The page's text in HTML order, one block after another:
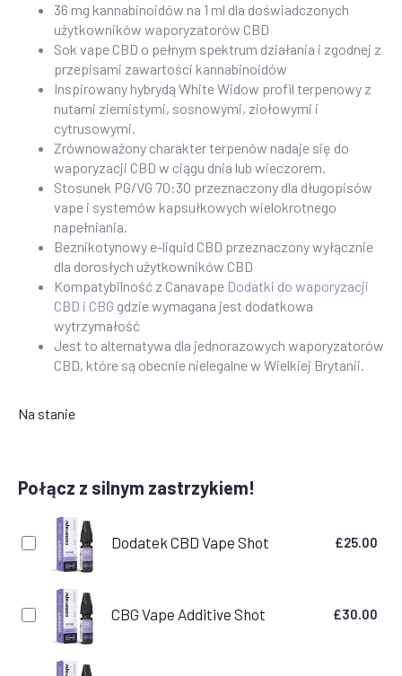
36 mg kannabinoidów na 1 ml dla doświadczonych
użytkowników waporyzatorów CBD
Sok vape CBD o pełnym spektrum działania i zgodnej z
przepisami zawartości kannabinoidów
Inspirowany hybrydą White Widow profil terpenowy z
nutami ziemistymi, sosnowymi, ziołowymi i
cytrusowymi.
Zrównoważony charakter terpenów nadaje się do
waporyzacji CBD w ciągu dnia lub wieczorem.
Stosunek PG/VG 70:30 przeznaczony dla długopisów
vape i systemów kapsułkowych wielokrotnego
napełniania.
Beznikotynowy e-liquid CBD przeznaczony wyłącznie
dla dorosłych użytkowników CBD
Kompatybilność z Canavape Dodatki do waporyzacji
CBD i CBG gdzie wymagana jest dodatkowa
wytrzymałość
Jest to alternatywa dla jednorazowych waporyzatorów
CBD, które są obecnie nielegalne w Wielkiej Brytanii.
Na stanie
Połącz z silnym zastrzykiem!
Dodatek CBD Vape Shot £25.00
CBG Vape Additive Shot £30.00